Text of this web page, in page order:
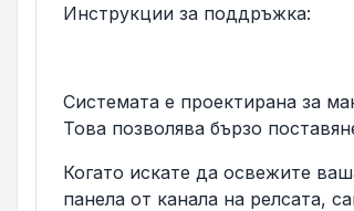
Инструкции за поддръжка:
Системата е проектирана за
Това позволява бързо
Когато искате да освежите
панела от канала на релсата,